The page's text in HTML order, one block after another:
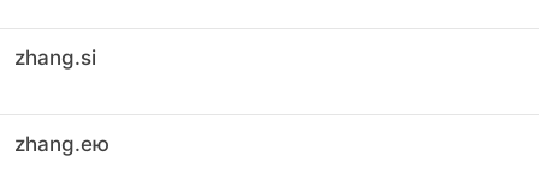
zhang.si
zhang.ею